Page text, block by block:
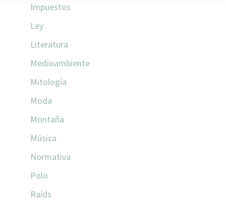
Impuestos
Ley
Literatura
Medioambiente
Mitología
Moda
Montaña
Música
Normativa
Polo
Raids